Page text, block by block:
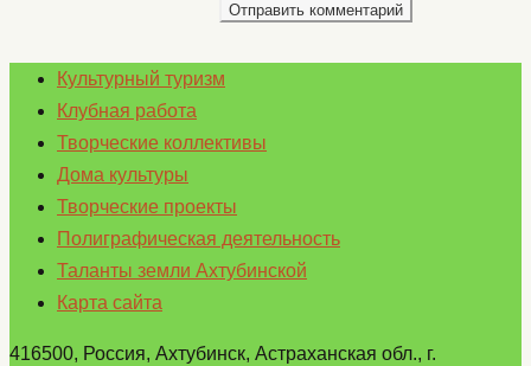
Культурный туризм
Клубная работа
Творческие коллективы
Дома культуры
Творческие проекты
Полиграфическая деятельность
Таланты земли Ахтубинской
Карта сайта
416500, Россия, Ахтубинск, Астраханская обл., г.